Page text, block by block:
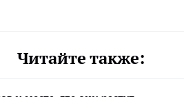
Читайте также: